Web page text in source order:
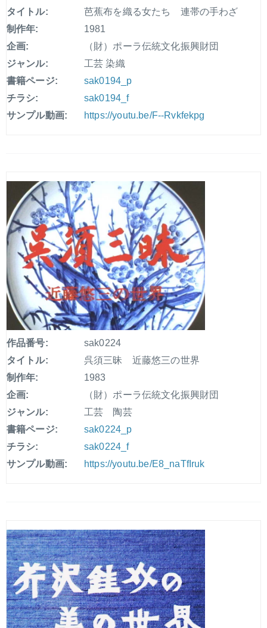
タイトル:
芭蕉布を織る女たち 連帯の手わざ
制作年:
1981
企画:
（財）ポーラ伝統文化振興財団
ジャンル:
工芸 染織
書籍ページ:
sak0194_p
チラシ:
sak0194_f
サンプル動画:
https://youtu.be/F--Rvkfekpg
作品番号:
sak0224
タイトル:
呉須三昧 近藤悠三の世界
制作年:
1983
企画:
（財）ポーラ伝統文化振興財団
ジャンル:
工芸 陶芸
書籍ページ:
sak0224_p
チラシ:
sak0224_f
サンプル動画:
https://youtu.be/E8_naTfIruk